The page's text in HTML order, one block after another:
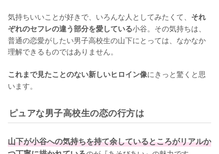
気持ちいいことが好きで、いろんな人としてみたくて、 それ
ぞれのセフレの違う部分を愛している小谷。その気持ちは、
普通の恋愛がしたい男子高校生の山下にとっては、なかなか
理解できるものではありません。
これまで見たことのない新しいヒロイン像にきっと驚くと思
います。
ピュアな男子高校生の恋の行方は
山下が小谷への気持ちを持て余しているところがリアルか